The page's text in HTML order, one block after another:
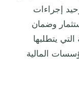
إجراءات
وضمان
يتطلبها
المالية